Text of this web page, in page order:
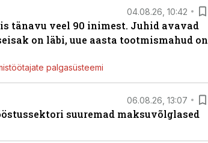
04.08.26, 10:42
tänavu veel 90 inimest. Juhid avavad
on läbi, uue aasta tootmismahud on
palgasüsteemi
06.08.26, 13:07
suuremad maksuvõlglased